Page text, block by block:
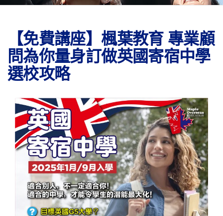
【免費講座】楓葉教育 專業顧
問為你量身訂做英國寄宿中學
選校攻略